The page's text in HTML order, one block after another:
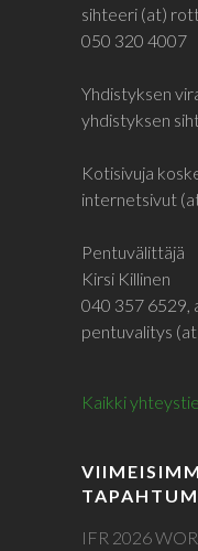
sihteeri (at)
050 320 4007
Yhdistyksen
yhdistyksen
Kotisivuja
internetsivut
Pentuvälittäjä
Kirsi Killinen
040 357 6529,
pentuvalitys
Kaikki
IFR 2026